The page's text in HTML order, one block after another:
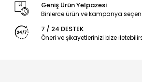
Geniş Ürün Yelpazesi
Binlerce ürün ve kampanya
7 / 24 DESTEK
Öneri ve şikayetlerinizi bize